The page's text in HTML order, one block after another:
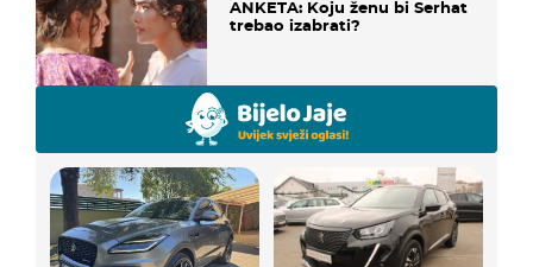
ANKETA: Koju ženu bi Serhat
trebao izabrati?